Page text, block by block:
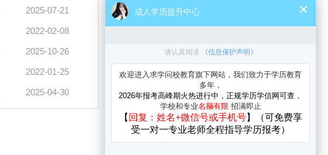
2025-07-21
2022-02-08
2025-10-26
2022-01-25
2025-04-30
与考生自由互动、并且能直接与资深老师